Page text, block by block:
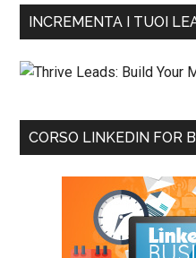
INCREMENTA I TUOI
CORSO LINKEDIN FOR